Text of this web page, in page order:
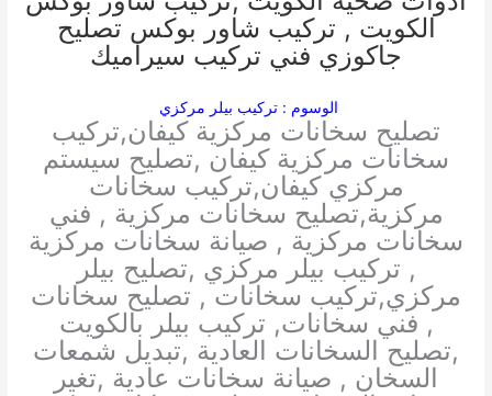
الكويت , تركيب شاور بوكس تصليح
جاكوزي فني تركيب سيراميك
الوسوم : تركيب بيلر مركزي
تصليح سخانات مركزية كيفان,تركيب
سخانات مركزية كيفان ,تصليح سيستم
مركزي كيفان,تركيب سخانات
مركزية,تصليح سخانات مركزية , فني
سخانات مركزية , صيانة سخانات مركزية
, تركيب بيلر مركزي ,تصليح بيلر
مركزي,تركيب سخانات , تصليح سخانات
, فني سخانات, تركيب بيلر بالكويت
,تصليح السخانات العادية ,تبديل شمعات
السخان , صيانة سخانات عادية ,تغير